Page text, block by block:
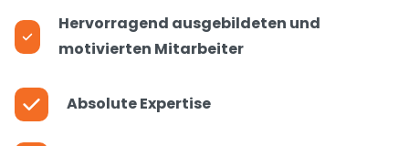
Hervorragend ausgebildeten und
motivierten Mitarbeiter
Absolute Expertise